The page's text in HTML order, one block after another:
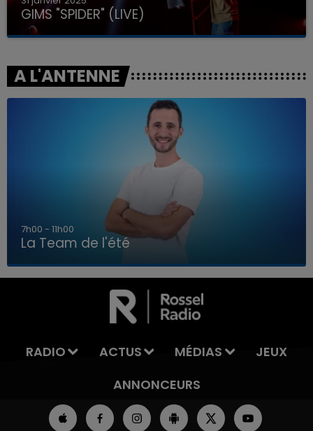
LA TEAM DE L'ÉTÉ
GIMS "SPIDER" (LIVE)
A L'ANTENNE
7h00 - 11h00
La Team de l'été
RADIO ACTUS MÉDIAS
JEUX
ANNONCEURS